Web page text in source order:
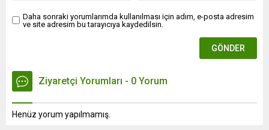
Daha sonraki yorumlarımda kullanılması için adım, e-posta adresim
ve site adresim bu tarayıcıya kaydedilsin.
Ziyaretçi Yorumları - 0 Yorum
Henüz yorum yapılmamış.